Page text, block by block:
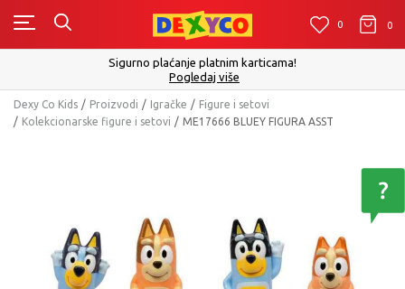
0 0
Sigurno plaćanje platnim karticama!
Pogledaj više
Dexy Co Kids Proizvodi Igračke
Figure i setovi
Kolekcionarske figure i setovi
ME17666 BLUEY FIGURA ASST